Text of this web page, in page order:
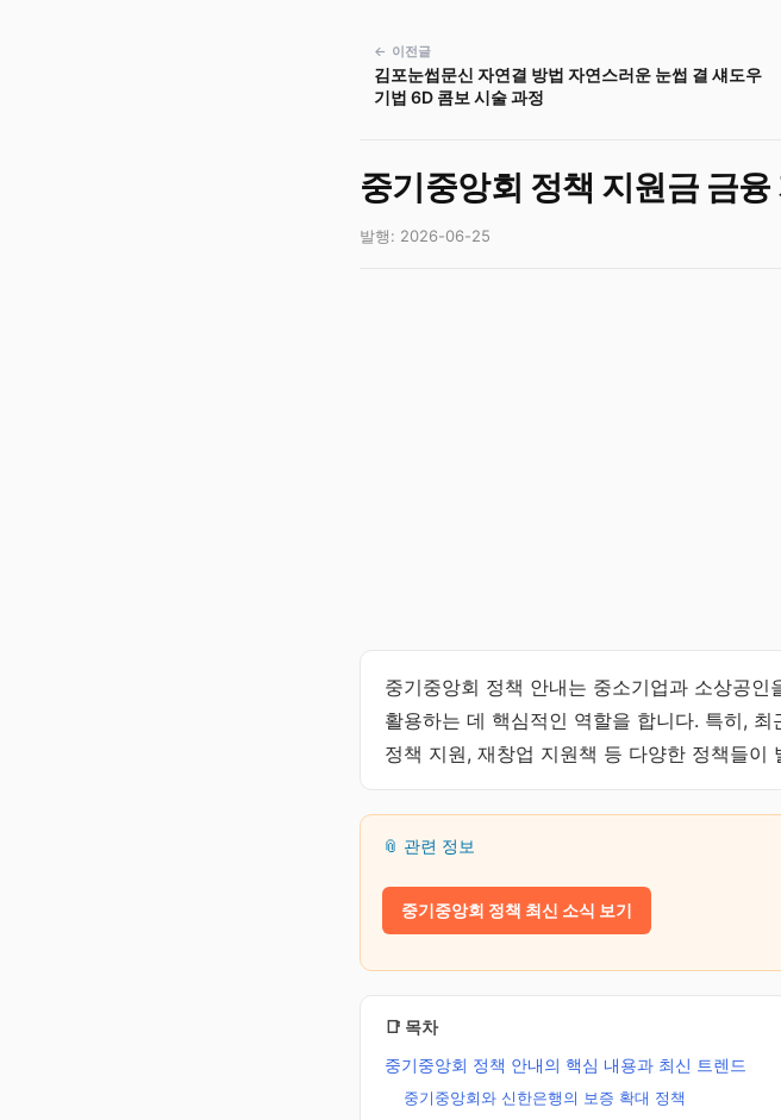
← 이전글
김포눈썹문신 자연결 방법 자연스러운 눈썹 결 섀도우
기법 6D 콤보 시술 과정
중기중앙회 정책 지원금 금융
발행: 2026-06-25
중기중앙회 정책 안내는 중소기업과 소상공
활용하는 데 핵심적인 역할을 합니다. 특히,
정책 지원, 재창업 지원책 등 다양한 정책들이
📎 관련 정보
중기중앙회 정책 최신 소식 보기
📑 목차
중기중앙회 정책 안내의 핵심 내용과 최신 트렌드
중기중앙회와 신한은행의 보증 확대 정책